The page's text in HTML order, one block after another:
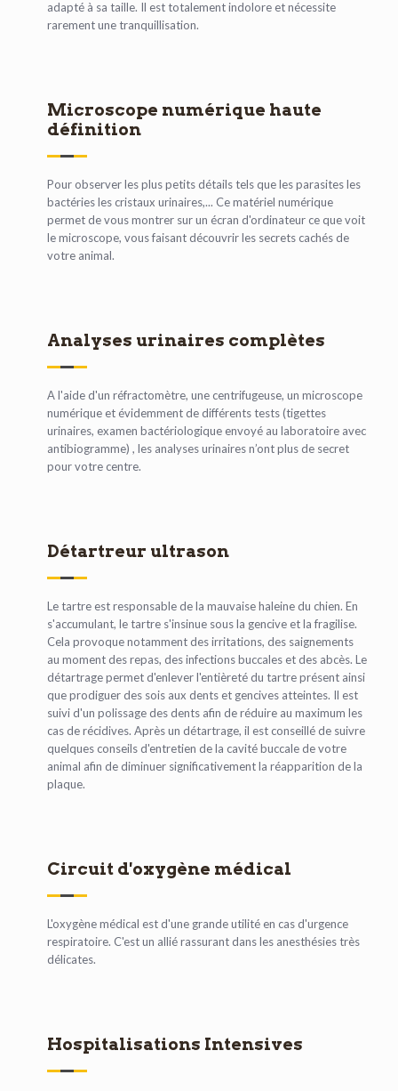
adapté à sa taille. Il est totalement indolore et nécessite
rarement une tranquillisation.
Microscope numérique haute
définition
Pour observer les plus petits détails tels que les parasites les
bactéries les cristaux urinaires,... Ce matériel numérique
permet de vous montrer sur un écran d'ordinateur ce que voit
le microscope, vous faisant découvrir les secrets cachés de
votre animal.
Analyses urinaires complètes
A l'aide d'un réfractomètre, une centrifugeuse, un microscope
numérique et évidemment de différents tests (tigettes
urinaires, examen bactériologique envoyé au laboratoire avec
antibiogramme) , les analyses urinaires n’ont plus de secret
pour votre centre.
Détartreur ultrason
Le tartre est responsable de la mauvaise haleine du chien. En
s'accumulant, le tartre s'insinue sous la gencive et la fragilise.
Cela provoque notamment des irritations, des saignements
au moment des repas, des infections buccales et des abcès. Le
détartrage permet d'enlever l'entièreté du tartre présent ainsi
que prodiguer des sois aux dents et gencives atteintes. Il est
suivi d'un polissage des dents afin de réduire au maximum les
cas de récidives. Après un détartrage, il est conseillé de suivre
quelques conseils d'entretien de la cavité buccale de votre
animal afin de diminuer significativement la réapparition de la
plaque.
Circuit d'oxygène médical
L'oxygène médical est d'une grande utilité en cas d'urgence
respiratoire. C'est un allié rassurant dans les anesthésies très
délicates.
Hospitalisations Intensives